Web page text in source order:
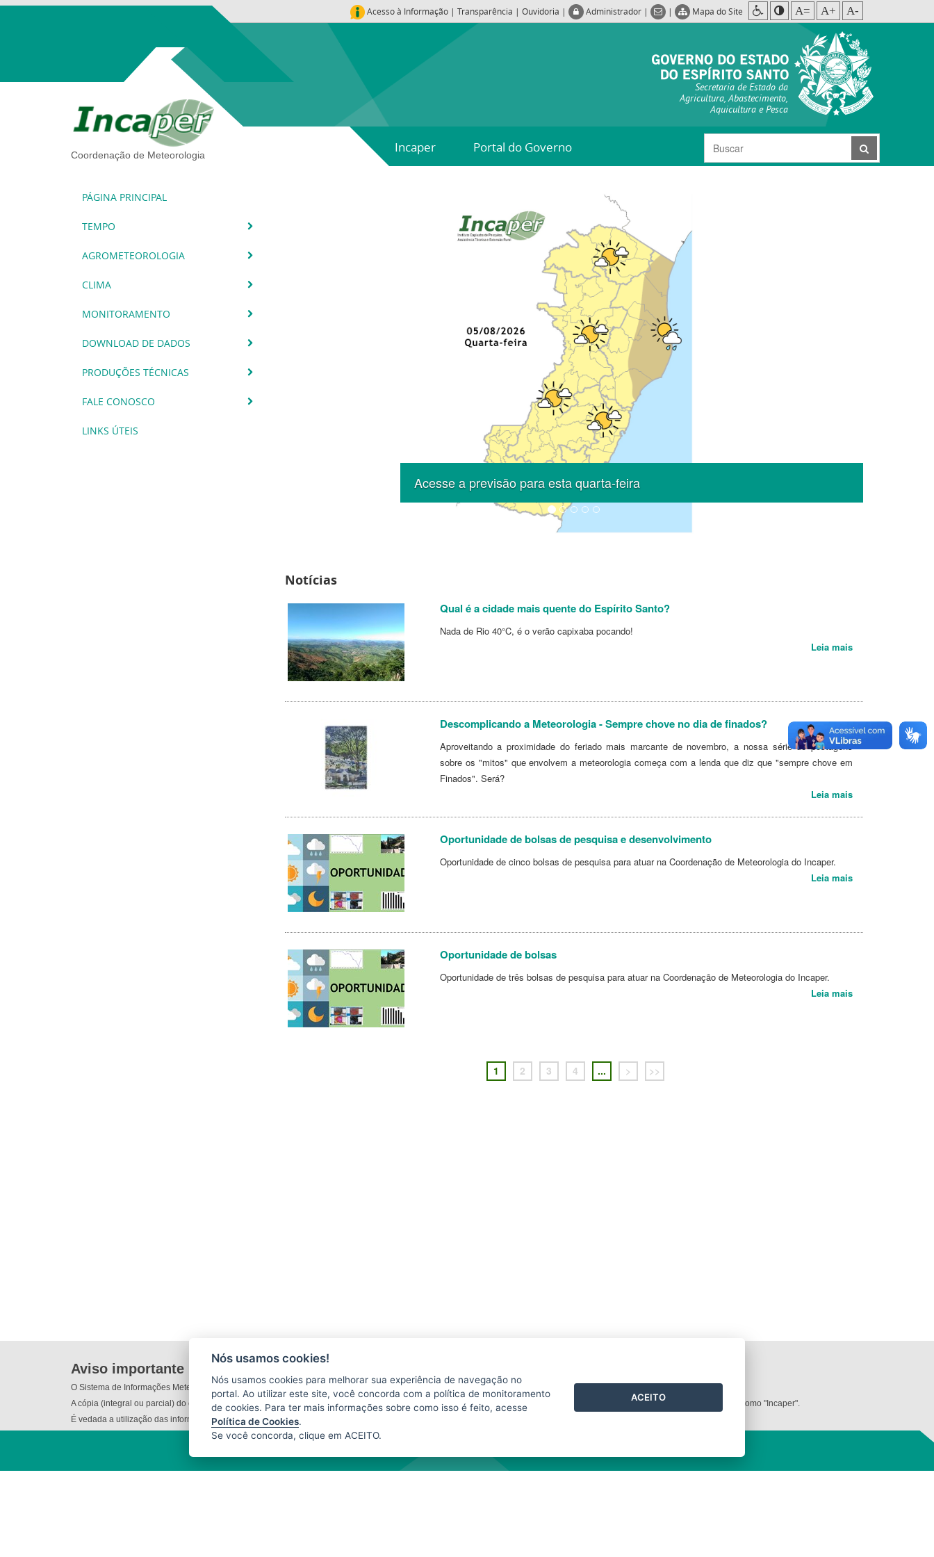
Acesso à Informação | Transparência | Ouvidoria | Administrador | | Mapa do Site A= A+ A-
Secretaria de Estado da
Agricultura, Abastecimento,
Aquicultura e Pesca
Incaper Portal do Governo
Coordenação de Meteorologia
PÁGINA PRINCIPAL
TEMPO
AGROMETEOROLOGIA
CLIMA
MONITORAMENTO
DOWNLOAD DE DADOS
PRODUÇÕES TÉCNICAS
FALE CONOSCO
LINKS ÚTEIS
Acesse a previsão para esta quarta-feira
Notícias
Qual é a cidade mais quente do Espírito Santo?
Nada de Rio 40°C, é o verão capixaba pocando!
Leia mais
Descomplicando a Meteorologia - Sempre chove no dia de finados?
Aproveitando a proximidade do feriado mais marcante de novembro, a nossa série de postagens
sobre os "mitos" que envolvem a meteorologia começa com a lenda que diz que "sempre chove em
Finados". Será?
Leia mais
Oportunidade de bolsas de pesquisa e desenvolvimento
Oportunidade de cinco bolsas de pesquisa para atuar na Coordenação de Meteorologia do Incaper.
Leia mais
Oportunidade de bolsas
Oportunidade de três bolsas de pesquisa para atuar na Coordenação de Meteorologia do Incaper.
Leia mais
1 2 3 4 ... > >>
Aviso importante
O Sistema de Informações Meteorológicas do Incaper (SIM) não se responsabiliza pelo uso indevido das informações e/ou dos produtos disponibilizados neste
A cópia (integral ou parcial) do conteúdo disponibilizado neste website depende da expressa autorização do SIM. A fonte das informações e dados deve ser mencionada sempre como "Incaper".
É vedada a utilização das informações e/ou dos produtos disponibilizados neste
Nós usamos cookies!
Nós usamos cookies para melhorar sua experiência de navegação no
portal. Ao utilizar este site, você concorda com a política de monitoramento
de cookies. Para ter mais informações sobre como isso é feito, acesse
Política de Cookies.
Se você concorda, clique em ACEITO.
ACEITO